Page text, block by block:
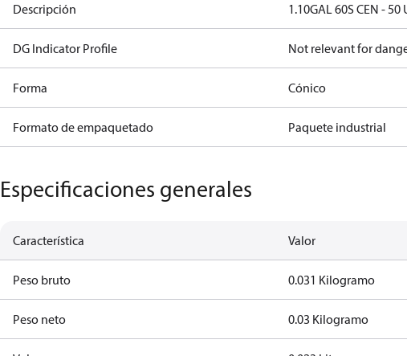
Descripción 1.10GAL 60S CEN - 50
DG Indicator Profile Not relevant for
Forma Cónico
Formato de empaquetado Paquete industrial
Especificaciones generales
Característica Valor
Peso bruto 0.031 Kilogramo
Peso neto 0.03 Kilogramo